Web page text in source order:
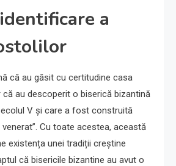
a
că au găsit cu certitudine casa
au descoperit o biserică bizantină
V și care a fost construită
venerat”. Cu toate acestea, această
existența unei tradiții creștine
că bisericile bizantine au avut o